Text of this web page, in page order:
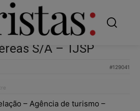
S/A – TJSP
#129041
– Agência de turismo –